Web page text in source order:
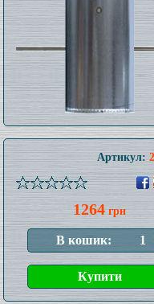
Артикул:
1264 грн